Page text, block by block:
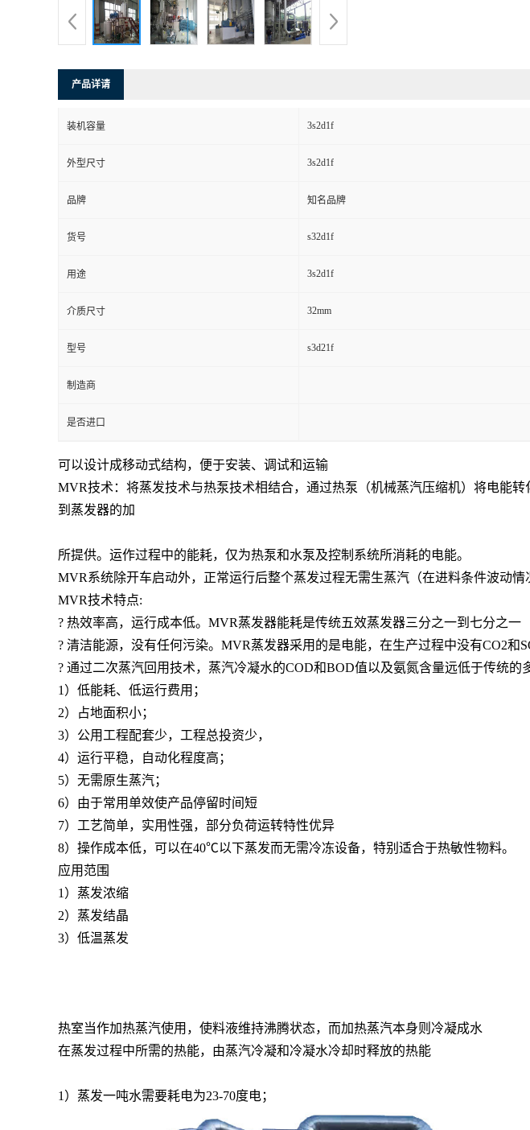
产品详请
装机容量 3s2d1f
外型尺寸 3s2d1f
品牌 知名品牌
货号 s32d1f
用途 3s2d1f
介质尺寸 32mm
型号 s3d21f
制造商
是否进口
可以设计成移动式结构，便于安装、调试和运输
MVR技术：将蒸发技术与热泵技术相结合，通过热泵（机械蒸汽压缩机）将电能
到蒸发器的加
所提供。运作过程中的能耗，仅为热泵和水泵及控制系统所消耗的电能。
MVR系统除开车启动外，正常运行后整个蒸发过程无需生蒸汽（在进料条件波动情
MVR技术特点:
? 热效率高，运行成本低。MVR蒸发器能耗是传统五效蒸发器三分之一到七分之一
? 清洁能源，没有任何污染。MVR蒸发器采用的是电能，在生产过程中没有CO2和
? 通过二次蒸汽回用技术，蒸汽冷凝水的COD和BOD值以及氨氮含量远低于传统
1）低能耗、低运行费用；
2）占地面积小；
3）公用工程配套少，工程总投资少，
4）运行平稳，自动化程度高；
5）无需原生蒸汽；
6）由于常用单效使产品停留时间短
7）工艺简单，实用性强，部分负荷运转特性优异
8）操作成本低，可以在40℃以下蒸发而无需冷冻设备，特别适合于热敏性物料。
应用范围
1）蒸发浓缩
2）蒸发结晶
3）低温蒸发
热室当作加热蒸汽使用，使料液维持沸腾状态，而加热蒸汽本身则冷凝成水
在蒸发过程中所需的热能，由蒸汽冷凝和冷凝水冷却时释放的热能
1）蒸发一吨水需要耗电为23-70度电；